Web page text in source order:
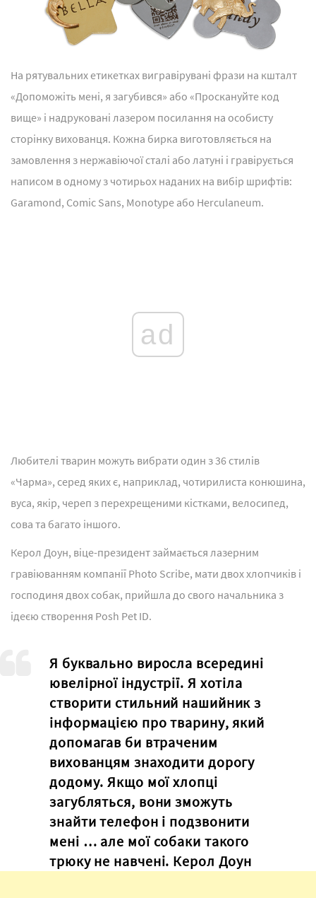
На рятувальних етикетках вигравірувані фрази на кшталт
«Допоможіть мені, я загубився» або «Проскануйте код
вище» і надруковані лазером посилання на особисту
сторінку вихованця. Кожна бирка виготовляється на
замовлення з нержавіючої сталі або латуні і гравірується
написом в одному з чотирьох наданих на вибір шрифтів:
Garamond, Comic Sans, Monotype або Herculaneum.
ad
Любителі тварин можуть вибрати один з 36 стилів
«Чарма», серед яких є, наприклад, чотирилиста конюшина,
вуса, якір, череп з перехрещеними кістками, велосипед,
сова та багато іншого.
Керол Доун, віце-президент займається лазерним
гравіюванням компанії Photo Scribe, мати двох хлопчиків і
господиня двох собак, прийшла до свого начальника з
ідеєю створення Posh Pet ID.
Я буквально виросла всередині
ювелірної індустрії. Я хотіла
створити стильний нашийник з
інформацією про тварину, який
допомагав би втраченим
вихованцям знаходити дорогу
додому. Якщо мої хлопці
загубляться, вони зможуть
знайти телефон і подзвонити
мені … але мої собаки такого
трюку не навчені. Керол Доун